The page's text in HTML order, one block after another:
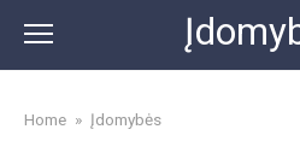
content
Home » Įdomybės